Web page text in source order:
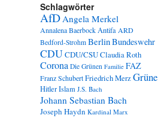
Schlagwörter
AfDAngela Merkel
Annalena BaerbockAntifa ARD
Bedford-Strohm BerlinBundeswehr
CDUCDU/CSUClaudia Roth
Corona Die Grünen Familie FAZ
Franz SchubertFriedrich MerzGrüne
HitlerIslam J.S. Bach
Johann Sebastian Bach
Joseph Haydn Kardinal Marx